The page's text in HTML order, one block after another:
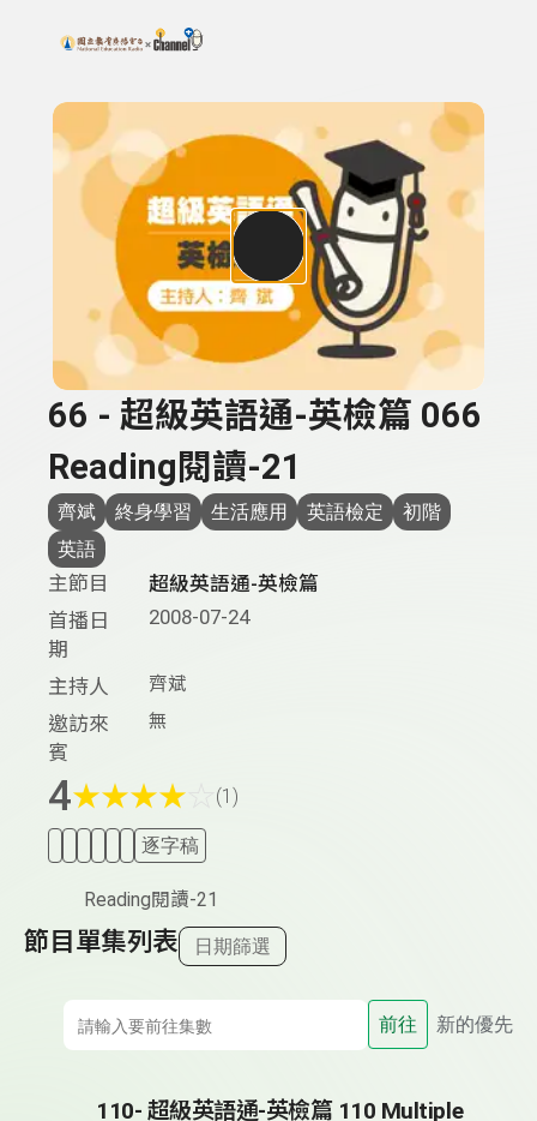
上方功能區塊
搜尋關鍵字：可輸入節目名稱、主持人或關鍵字
66 - 超級英語通-英檢篇 066
Reading閱讀-21
齊斌 終身學習 生活應用 英語檢定
初階
英語
主節目
超級英語通-英檢篇
首播日
期
2008-07-24
主持人 齊斌
邀訪來
賓
無
4★★★★ (1)
逐字稿
Reading閱讀-21
節目單集列表 日期篩選
前往 新的優先
110- 超級英語通-英檢篇 110 Multiple